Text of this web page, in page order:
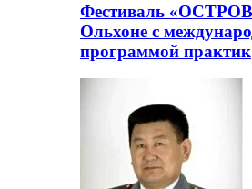
Фестиваль
Ольхоне с
программой практик